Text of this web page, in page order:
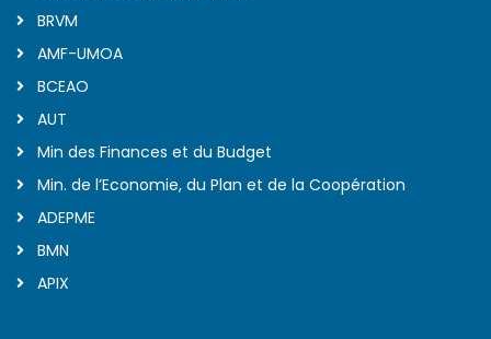
BRVM
AMF-UMOA
BCEAO
AUT
Min des Finances et du Budget
Min. de l’Economie, du Plan et de la Coopération
ADEPME
BMN
APIX